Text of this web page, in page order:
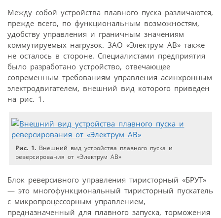
Между собой устройства плавного пуска различаются,
прежде всего, по функциональным возможностям,
удобству управления и граничным значениям
коммутируемых нагрузок. ЗАО «Электрум АВ» также
не осталось в стороне. Специалистами предприятия
было разработано устройство, отвечающее
современным требованиям управления асинхронным
электродвигателем, внешний вид которого приведен
на рис. 1.
Рис. 1. Внешний вид устройства плавного пуска и
реверсирования от «Электрум АВ»
Блок реверсивного управления тиристорный «БРУТ»
— это многофункциональный тиристорный пускатель
с микропроцессорным управлением,
предназначенный для плавного запуска, торможения